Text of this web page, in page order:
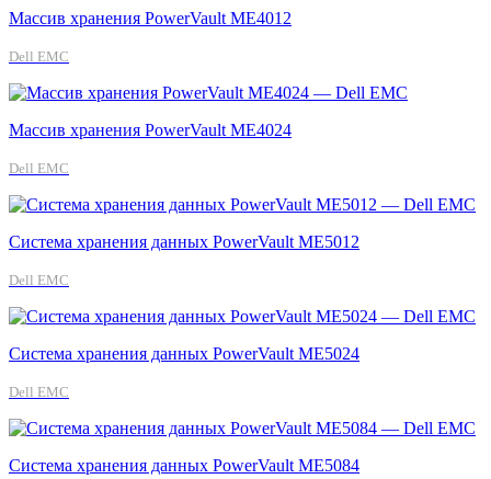
Массив хранения PowerVault ME4012
Dell EMC
Массив хранения PowerVault ME4024
Dell EMC
Система хранения данных PowerVault ME5012
Dell EMC
Система хранения данных PowerVault ME5024
Dell EMC
Система хранения данных PowerVault ME5084